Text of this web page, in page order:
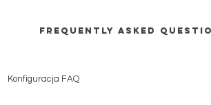
Frequently asked
Konfiguracja FAQ